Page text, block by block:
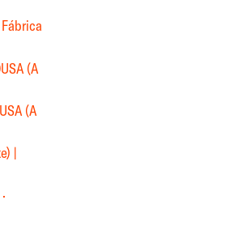
Fábrica
(A
(A
|
·